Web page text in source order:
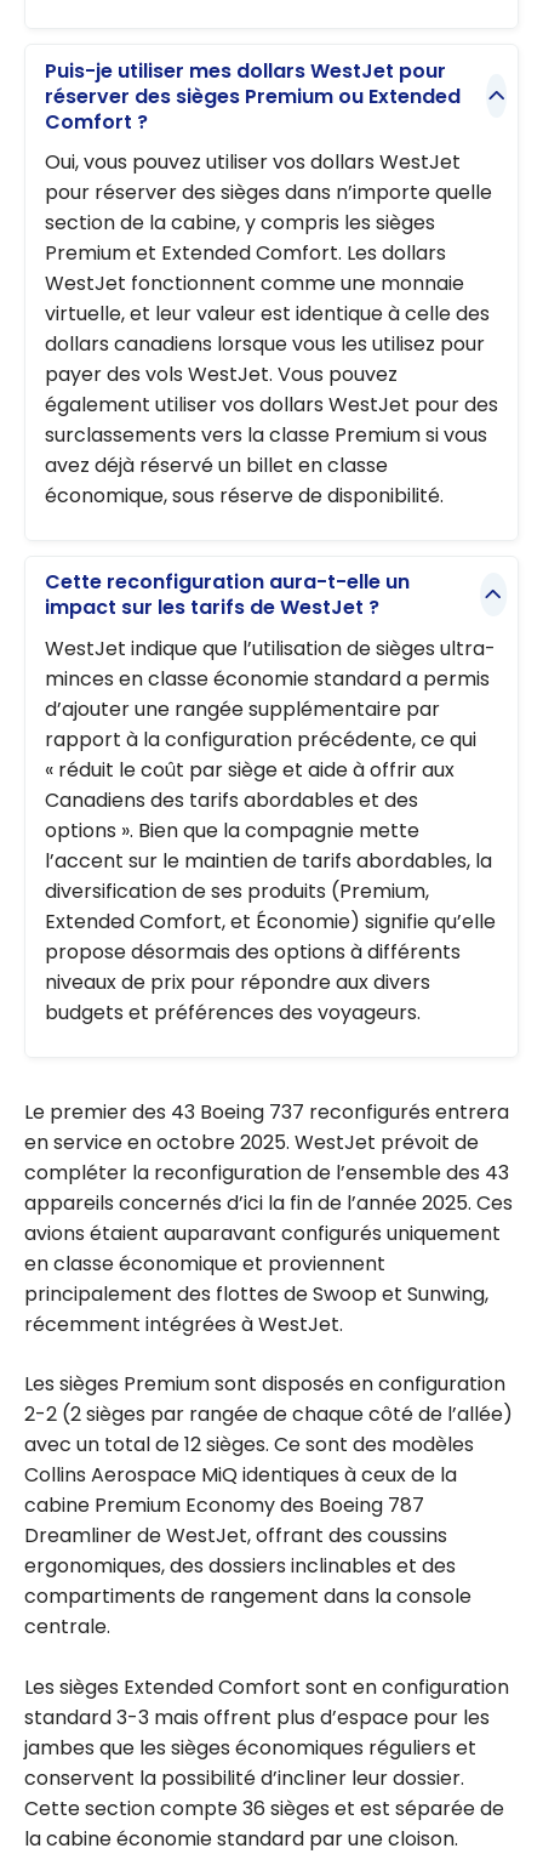
Puis-je utiliser mes dollars WestJet pour
réserver des sièges Premium ou Extended
Comfort ?
Oui, vous pouvez utiliser vos dollars WestJet
pour réserver des sièges dans n’importe quelle
section de la cabine, y compris les sièges
Premium et Extended Comfort. Les dollars
WestJet fonctionnent comme une monnaie
virtuelle, et leur valeur est identique à celle des
dollars canadiens lorsque vous les utilisez pour
payer des vols WestJet. Vous pouvez
également utiliser vos dollars WestJet pour des
surclassements vers la classe Premium si vous
avez déjà réservé un billet en classe
économique, sous réserve de disponibilité.
Cette reconfiguration aura-t-elle un
impact sur les tarifs de WestJet ?
WestJet indique que l’utilisation de sièges ultra-
minces en classe économie standard a permis
d’ajouter une rangée supplémentaire par
rapport à la configuration précédente, ce qui
« réduit le coût par siège et aide à offrir aux
Canadiens des tarifs abordables et des
options ». Bien que la compagnie mette
l’accent sur le maintien de tarifs abordables, la
diversification de ses produits (Premium,
Extended Comfort, et Économie) signifie qu’elle
propose désormais des options à différents
niveaux de prix pour répondre aux divers
budgets et préférences des voyageurs.
Le premier des 43 Boeing 737 reconfigurés entrera
en service en octobre 2025. WestJet prévoit de
compléter la reconfiguration de l’ensemble des 43
appareils concernés d’ici la fin de l’année 2025. Ces
avions étaient auparavant configurés uniquement
en classe économique et proviennent
principalement des flottes de Swoop et Sunwing,
récemment intégrées à WestJet.
Les sièges Premium sont disposés en configuration
2-2 (2 sièges par rangée de chaque côté de l’allée)
avec un total de 12 sièges. Ce sont des modèles
Collins Aerospace MiQ identiques à ceux de la
cabine Premium Economy des Boeing 787
Dreamliner de WestJet, offrant des coussins
ergonomiques, des dossiers inclinables et des
compartiments de rangement dans la console
centrale.
Les sièges Extended Comfort sont en configuration
standard 3-3 mais offrent plus d’espace pour les
jambes que les sièges économiques réguliers et
conservent la possibilité d’incliner leur dossier.
Cette section compte 36 sièges et est séparée de
la cabine économie standard par une cloison.